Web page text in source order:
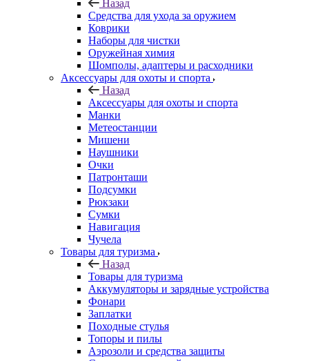
Назад
Средства для ухода за оружием
Коврики
Наборы для чистки
Оружейная химия
Шомполы, адаптеры и расходники
Аксессуары для охоты и спорта
Назад
Аксессуары для охоты и спорта
Манки
Метеостанции
Мишени
Наушники
Очки
Патронташи
Подсумки
Рюкзаки
Сумки
Навигация
Чучела
Товары для туризма
Назад
Товары для туризма
Аккумуляторы и зарядные устройства
Фонари
Заплатки
Походные стулья
Топоры и пилы
Аэрозоли и средства защиты